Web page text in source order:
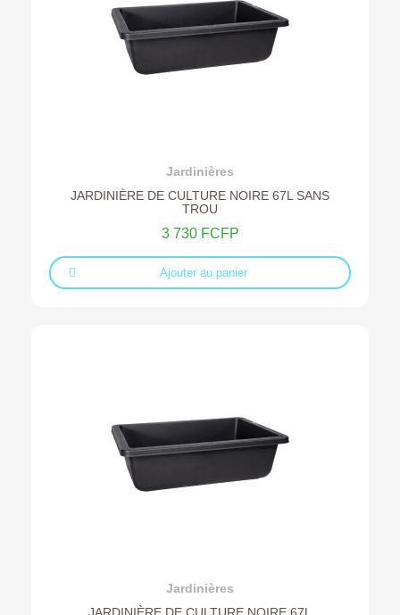
Ajouter au devis
Jardinières
JARDINIÈRE DE CULTURE NOIRE 67L SANS
TROU
3 730 FCFP
Ajouter au panier
Ajouter au devis
Jardinières